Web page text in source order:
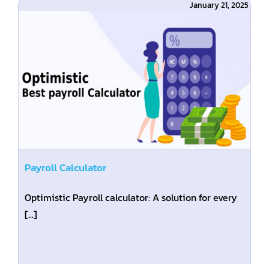
Payroll Calculator
January 21, 2025
Optimistic Payroll calculator: A solution for every
[...]